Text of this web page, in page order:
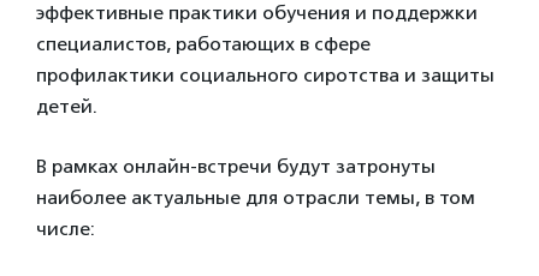
эффективные практики обучения и поддержки
специалистов, работающих в сфере
профилактики социального сиротства и защиты
детей.
В рамках онлайн-встречи будут затронуты
наиболее актуальные для отрасли темы, в том
числе: